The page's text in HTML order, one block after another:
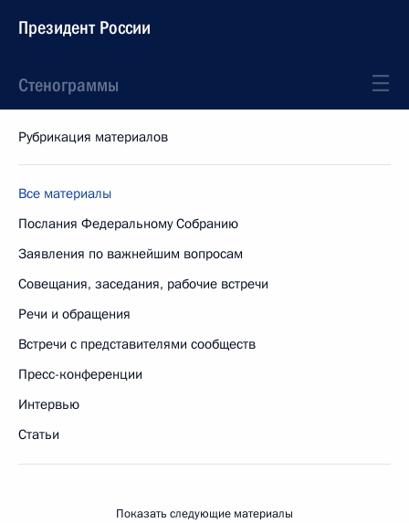
Президент России
Стенограммы
Рубрикация материалов
Все материалы
Послания Федеральному Собранию
Заявления по важнейшим вопросам
Совещания, заседания, рабочие встречи
Речи и обращения
Встречи с представителями сообществ
Пресс-конференции
Интервью
Статьи
Показать следующие материалы